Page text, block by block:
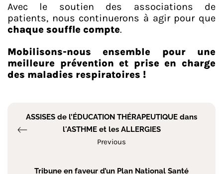
Avec le soutien des associations de
patients, nous continuerons à agir pour que
chaque souffle compte.
Mobilisons-nous ensemble pour une
meilleure prévention et prise en charge
des maladies respiratoires !
ASSISES de l’ÉDUCATION THÉRAPEUTIQUE dans
l'ASTHME et les ALLERGIES
Previous
Tribune en faveur d’un Plan National Santé